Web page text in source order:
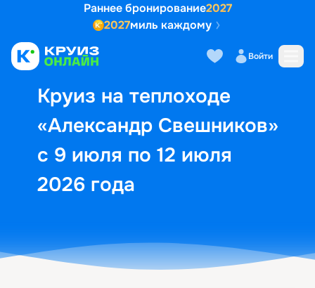
Раннее бронирование2027
2027миль каждому
Войти
Круиз на теплоходе
«Александр Свешников»
с 9 июля по 12 июля
2026 года
Выбор кают Маршрут и